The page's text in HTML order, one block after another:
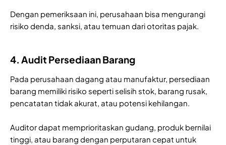
Dengan pemeriksaan ini, perusahaan bisa mengurangi
risiko denda, sanksi, atau temuan dari otoritas pajak.
4. Audit Persediaan Barang
Pada perusahaan dagang atau manufaktur, persediaan
barang memiliki risiko seperti selisih stok, barang rusak,
pencatatan tidak akurat, atau potensi kehilangan.
Auditor dapat memprioritaskan gudang, produk bernilai
tinggi, atau barang dengan perputaran cepat untuk